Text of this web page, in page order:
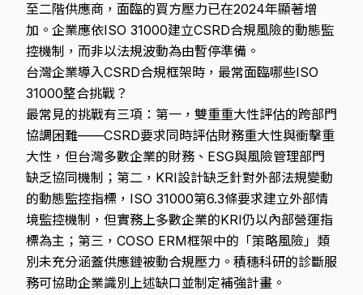
至二階供應商，面臨的買方壓力已在2024年顯著增
加。企業應依ISO 31000建立CSRD合規風險的動態監
控機制，而非以法規波動為由暫停準備。
台灣企業導入CSRD合規框架時，最常面臨哪些ISO
31000整合挑戰？
最常見的挑戰有三項：第一，雙重重大性評估的跨部門
協調困難——CSRD要求同時評估財務重大性與衝擊重
大性，但台灣多數企業的財務、ESG與風險管理部門
缺乏協同機制；第二，KRI設計缺乏針對外部法規變動
的動態監控指標，ISO 31000第6.3條要求建立外部情
境監控機制，但實務上多數企業的KRI仍以內部營運指
標為主；第三，COSO ERM框架中的「策略風險」類
別未充分涵蓋供應鏈被動合規壓力。積穗科研的診斷服
務可協助企業識別上述缺口並制定補強計畫。